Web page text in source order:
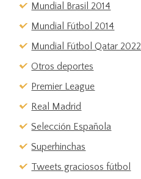
Mundial Brasil 2014
Mundial Fútbol 2014
Mundial Fútbol Qatar 2022
Otros deportes
Premier League
Real Madrid
Selección Española
Superhinchas
Tweets graciosos fútbol